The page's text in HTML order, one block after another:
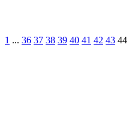
1 ... 36 37 38 39 40 41 42 43 44